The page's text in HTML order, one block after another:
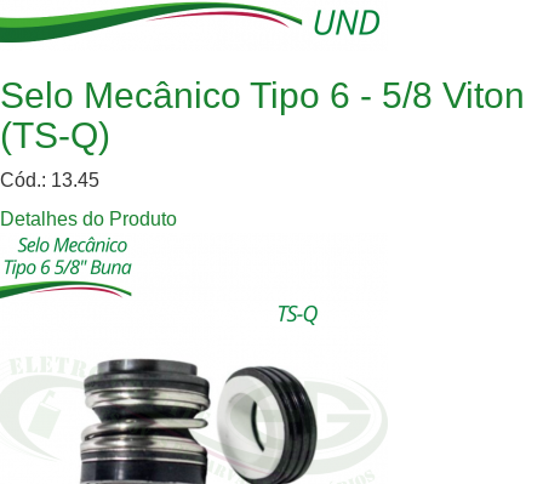
Selo Mecânico Tipo 6 - 5/8 Viton
(TS-Q)
Cód.: 13.45
Detalhes do Produto